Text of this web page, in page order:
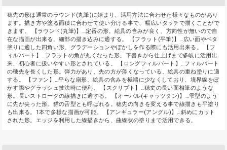
穂先の形は通常のラウンド(丸筆)に始まり、活用方法に合わせた様々なものがあり
ます。描き方や塗る面積に合わせて使い分ける事で、幅広いタッチで描くことがで
きます。 【ラウンド(丸筆)】…定番の形。絵具の含みが良く、方向性が無いので自
在な描画が出来る。細部の描き込みに適する。 【フラット(平筆)】…広い面やベタ
塗りに適した四角い形。グラデーションやぼかしを作る際にも活用出来る。 【フ
ィルバート】…フラットの角が丸くなった形。下書きから仕上げまで多岐に活用出
来、初心者に扱いやすい形とされている。 【ロングフィルバート】…フィルバート
の穂先を長くした形。弾力があり、先の方が薄くなっている。絵具の重ね塗りに適
する。 【ファン】…平らな扇形。絵具の含みを極端に少なくしており、境界線をぼ
かす際やグラッシュ技法時に便利。 【スクリプト】…穂丈の長い面相筆のような
形。長いストロークの線描きに適する。 【オーバル(キャッツタン)】…雫型のよう
に先が尖った形。猫の舌型とも呼ばれる。穂先の向きを変える事で線描きも平塗り
も出来る。1本で多様な描画が可能。 【アンギュラー(アングル)】…斜めにカット
された形。エッジを利用した線描きから、曲線状の塗りまで活用できる。